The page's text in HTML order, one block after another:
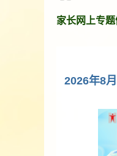
家长网上专
2026年8月